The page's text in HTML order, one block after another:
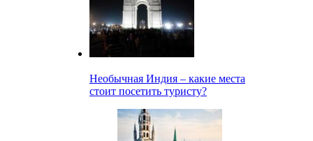
Необычная Индия – какие места
стоит посетить туристу?